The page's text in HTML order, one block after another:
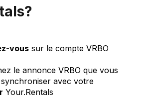
vous sur le compte VRBO
le annonce VRBO que vous
avec votre
Your.Rentals